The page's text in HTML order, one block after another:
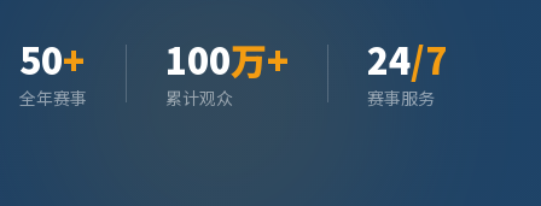
50+
全年赛事
100万+
累计观众
24/7
赛事服务